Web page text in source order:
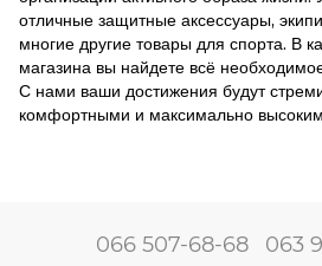
отличные защитные аксессуары,
многие другие товары для спорта. В
магазина вы найдете всё
С нами ваши достижения будут
комфортными и максимально
066 507-68-68 063